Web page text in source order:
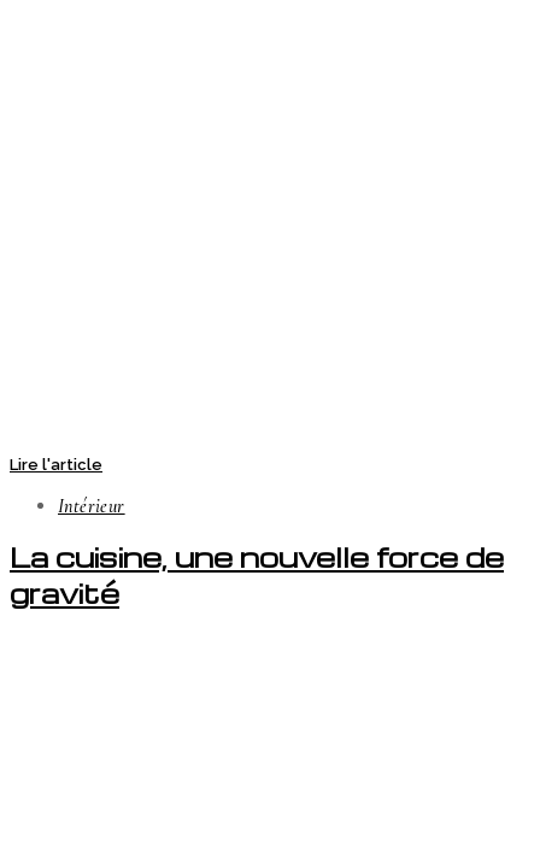
Lire l'article
Intérieur
La cuisine, une nouvelle force de
gravité